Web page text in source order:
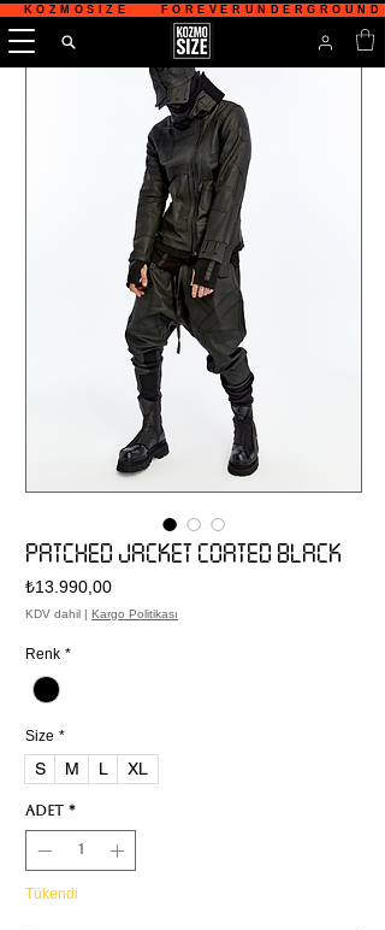
KOZMOSIZE    FOREVERUNDERGROUND
PATCHED JACKET COATED BLACK
₺13.990,00Fiyat
KDV dahil | Kargo Politikası
Renk *
Size *
S M L XL
Adet *
Tükendi